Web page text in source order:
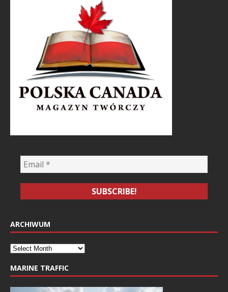
ARCHIWUM
MARINE TRAFFIC